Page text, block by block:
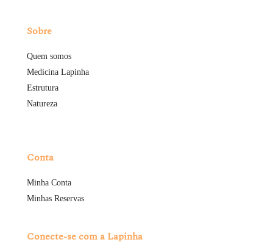
Sobre
Quem somos
Medicina Lapinha
Estrutura
Natureza
Conta
Minha Conta
Minhas Reservas
Conecte-se com a Lapinha